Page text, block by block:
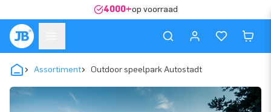
4000+op voorraad
Assortiment Outdoor speelpark Autostadt